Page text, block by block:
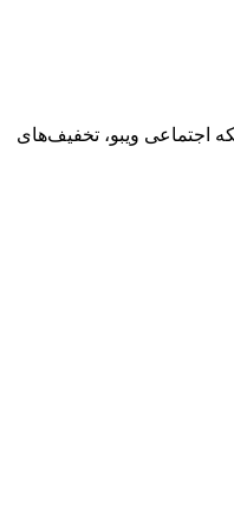
در شبکه اجتماعی ویبو، تخفیف‌های